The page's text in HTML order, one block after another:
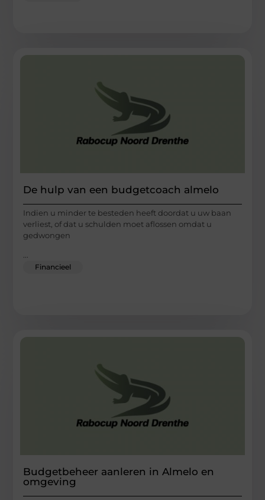
De hulp van een budgetcoach almelo
Indien u minder te besteden heeft doordat u uw baan
verliest, of dat u schulden moet aflossen omdat u
gedwongen
Financieel
Budgetbeheer aanleren in Almelo en
omgeving